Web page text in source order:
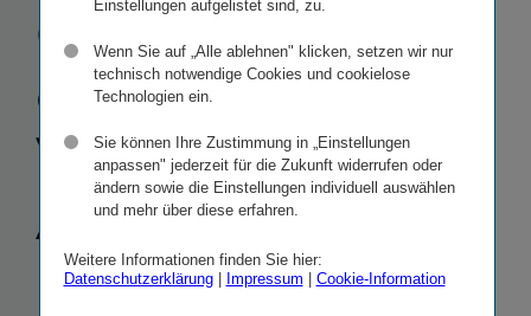
Quadrat
gründenJoint
Venture für
Asset
Management
Einstellungen aufgelistet sind, zu.
Wenn Sie auf „Alle ablehnen" klicken, setzen wir nur
technisch notwendige Cookies und cookielose
Technologien ein.
Sie können Ihre Zustimmung in „Einstellungen
anpassen" jederzeit für die Zukunft widerrufen oder
ändern sowie die Einstellungen individuell auswählen
und mehr über diese erfahren.
Weitere Informationen finden Sie hier:
Datenschutzerklärung| Impressum Cookie-Information